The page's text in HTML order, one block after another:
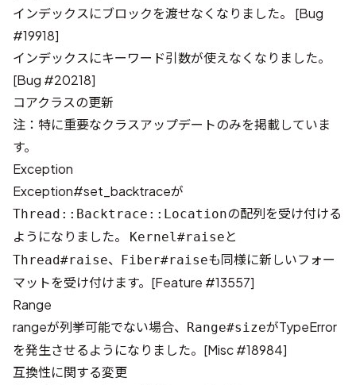
インデックスにブロックを渡せなくなりました。 [Bug
#19918]
インデックスにキーワード引数が使えなくなりました。
[Bug #20218]
コアクラスの更新
注：特に重要なクラスアップデートのみを掲載していま
す。
Exception
Exception#set_backtraceが
Thread::Backtrace::Locationの配列を受け付ける
ようになりました。
Kernel#raise と
Thread#raise、 Fiber#raiseも同様に新しいフォー
マットを受け付けます。[Feature #13557]
Range
rangeが列挙可能でない場合、
Range#sizeがTypeError
を発生させるようになりました。[Misc #18984]
互換性に関する変更